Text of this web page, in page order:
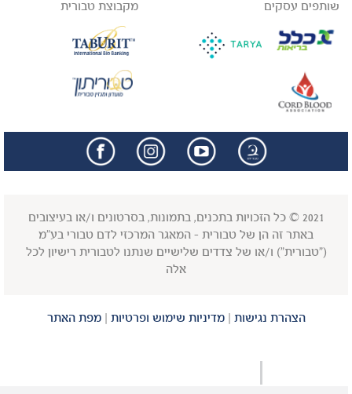
שותפים עסקים מקבוצת טבורית
2021 © כל הזכויות בתכנים, בתמונות, בסרטונים ו/או בעיצובים
באתר זה הן של טבורית - המאגר המרכזי לדם טבורי בע"מ
("טבורית") ו/או של צדדים שלישיים שנתנו לטבורית רישיון לכל
אלה
הצהרת נגישות |מדיניות שימוש ופרטיות |מפת האתר